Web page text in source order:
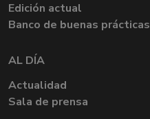
Edición actual
Banco de buenas prácticas
AL DÍA
Actualidad
Sala de prensa